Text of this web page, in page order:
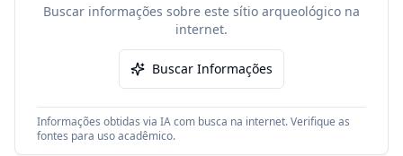
Buscar informações sobre este sítio arqueológico na
internet.
Buscar Informações
Informações obtidas via IA com busca na internet. Verifique as
fontes para uso acadêmico.